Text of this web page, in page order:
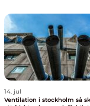
14. jul
Ventilation i stockholm så skapar du